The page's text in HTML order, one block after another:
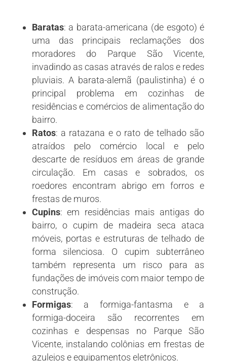
Baratas: a barata-americana (de esgoto) é
uma das principais reclamações dos
moradores do Parque São Vicente,
invadindo as casas através de ralos e redes
pluviais. A barata-alemã (paulistinha) é o
principal problema em cozinhas de
residências e comércios de alimentação do
bairro.
Ratos: a ratazana e o rato de telhado são
atraídos pelo comércio local e pelo
descarte de resíduos em áreas de grande
circulação. Em casas e sobrados, os
roedores encontram abrigo em forros e
frestas de muros.
Cupins: em residências mais antigas do
bairro, o cupim de madeira seca ataca
móveis, portas e estruturas de telhado de
forma silenciosa. O cupim subterrâneo
também representa um risco para as
fundações de imóveis com maior tempo de
construção.
Formigas: a formiga-fantasma e a
formiga-doceira são recorrentes em
cozinhas e despensas no Parque São
Vicente, instalando colônias em frestas de
azulejos e equipamentos eletrônicos.